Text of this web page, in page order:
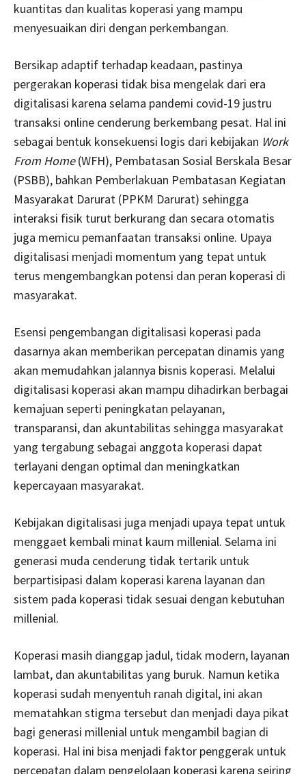
kuantitas dan kualitas koperasi yang mampu
menyesuaikan diri dengan perkembangan.
Bersikap adaptif terhadap keadaan, pastinya
pergerakan koperasi tidak bisa mengelak dari era
digitalisasi karena selama pandemi covid-19 justru
transaksi online cenderung berkembang pesat. Hal ini
sebagai bentuk konsekuensi logis dari kebijakan Work
From Home(WFH), Pembatasan Sosial Berskala Besar
(PSBB), bahkan Pemberlakuan Pembatasan Kegiatan
Masyarakat Darurat (PPKM Darurat) sehingga
interaksi fisik turut berkurang dan secara otomatis
juga memicu pemanfaatan transaksi online. Upaya
digitalisasi menjadi momentum yang tepat untuk
terus mengembangkan potensi dan peran koperasi di
masyarakat.
Esensi pengembangan digitalisasi koperasi pada
dasarnya akan memberikan percepatan dinamis yang
akan memudahkan jalannya bisnis koperasi. Melalui
digitalisasi koperasi akan mampu dihadirkan berbagai
kemajuan seperti peningkatan pelayanan,
transparansi, dan akuntabilitas sehingga masyarakat
yang tergabung sebagai anggota koperasi dapat
terlayani dengan optimal dan meningkatkan
kepercayaan masyarakat.
Kebijakan digitalisasi juga menjadi upaya tepat untuk
menggaet kembali minat kaum millenial. Selama ini
generasi muda cenderung tidak tertarik untuk
berpartisipasi dalam koperasi karena layanan dan
sistem pada koperasi tidak sesuai dengan kebutuhan
millenial.
Koperasi masih dianggap jadul, tidak modern, layanan
lambat, dan akuntabilitas yang buruk. Namun ketika
koperasi sudah menyentuh ranah digital, ini akan
mematahkan stigma tersebut dan menjadi daya pikat
bagi generasi millenial untuk mengambil bagian di
koperasi. Hal ini bisa menjadi faktor penggerak untuk
percepatan dalam pengelolaan koperasi karena seiring